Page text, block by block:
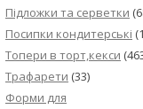
Підложки та серветки
Посипки кондитерські
Топери в торт,кекси
Трафарети (33)
Форми для